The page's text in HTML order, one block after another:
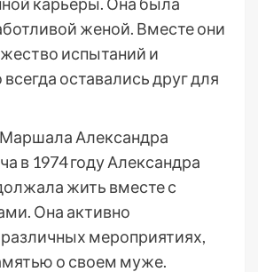
женой. Вместе они
испытаний и
оставались друг для
Александра
в 1974 году Александра
жить вместе с
Она активно
мероприятиях,
о своем муже.